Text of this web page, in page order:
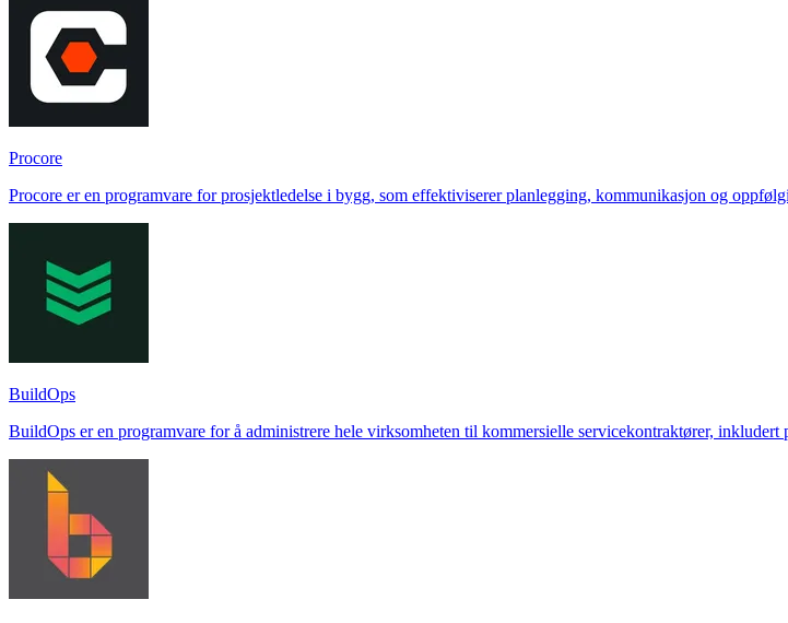
Procore
Procore er en programvare for prosjektledelse i bygg, som effektiviserer planlegging, kommunikasjon og
BuildOps
BuildOps er en programvare for å administrere hele virksomheten til kommersielle servicekontraktører,